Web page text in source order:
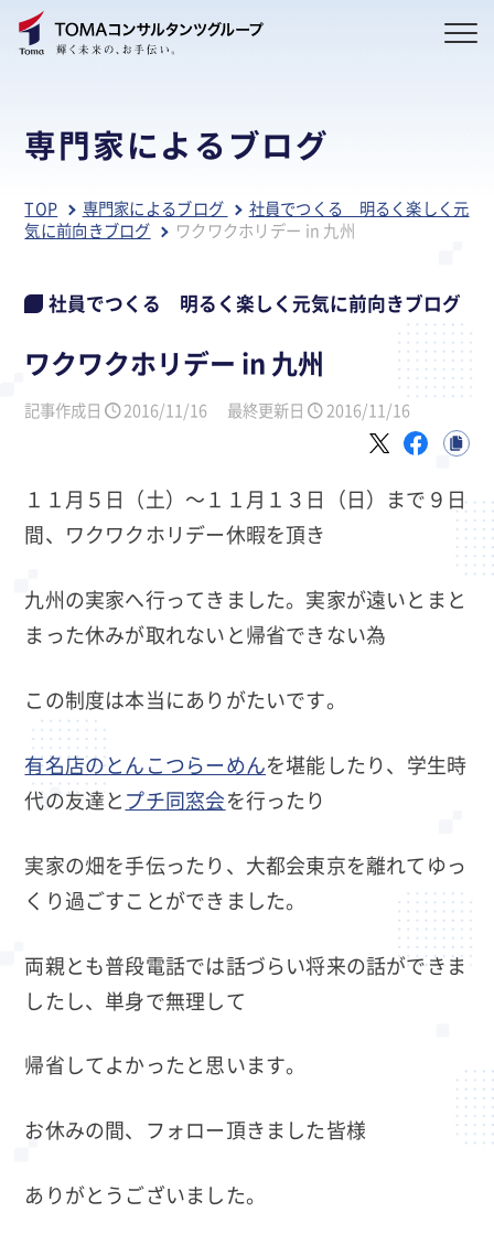
専門家によるブログ
TOP 専門家によるブログ
社員でつくる 明るく楽しく元
気に前向きブログ
ワクワクホリデー in 九州
社員でつくる 明るく楽しく元気に前向きブログ
ワクワクホリデー in 九州
記事作成日 2016/11/16 最終更新日 2016/11/16
１１月５日（土）～１１月１３日（日）まで９日
間、ワクワクホリデー休暇を頂き
九州の実家へ行ってきました。実家が遠いとまと
まった休みが取れないと帰省できない為
この制度は本当にありがたいです。
有名店のとんこつらーめんを堪能したり、学生時
代の友達とプチ同窓会を行ったり
実家の畑を手伝ったり、大都会東京を離れてゆっ
くり過ごすことができました。
両親とも普段電話では話づらい将来の話ができま
したし、単身で無理して
帰省してよかったと思います。
お休みの間、フォロー頂きました皆様
ありがとうございました。